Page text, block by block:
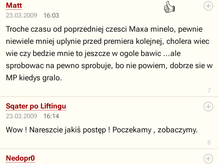
23.03.2009 16:03
👍
7
Matt
Troche czasu od poprzedniej czesci Maxa minelo, pewnie
niewiele mniej uplynie przed premiera kolejnej, cholera wiec
wie czy bedzie mnie to jeszcze w ogole bawic ...ale
sprobowac na pewno sprobuje, bo nie powiem, dobrze sie w
MP kiedys gralo.
23.03.2009 16:14
8
Sqater po Liftingu
Wow ! Nareszcie jakiś postęp ! Poczekamy , zobaczymy.
Nedopr0